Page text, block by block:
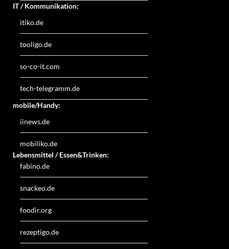
IT / Kommunikation:
itiko.de
tooligo.de
so-co-it.com
tech-telegramm.de
mobile/Handy:
iinews.de
mobiliko.de
Lebensmittel / Essen&Trinken:
fabino.de
snackeo.de
foodir.org
rezeptigo.de